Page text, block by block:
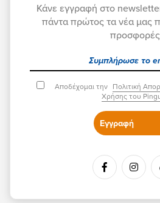
Κάνε εγγραφή στο
πάντα πρώτος τα νέα μας
Αποδέχομαι την Πολιτική
Χρήσης του
Εγγραφή